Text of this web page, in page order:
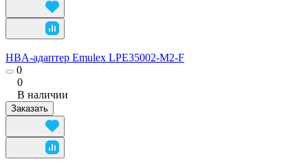
HBA-адаптер Emulex LPE35002-M2-F
0
0
В наличии
Заказать